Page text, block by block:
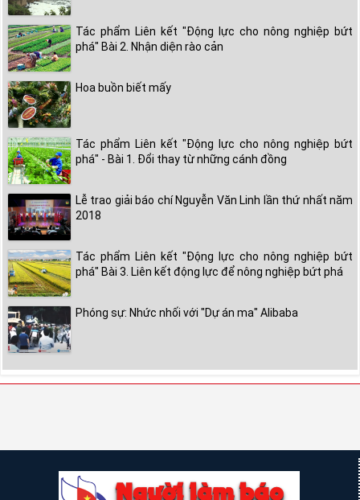
Tác phẩm Liên kết "Động lực cho nông nghiệp bứt
phá" Bài 2. Nhận diện rào cản
Hoa buồn biết mấy
Tác phẩm Liên kết "Động lực cho nông nghiệp bứt
phá" - Bài 1. Đổi thay từ những cánh đồng
Lễ trao giải báo chí Nguyễn Văn Linh lần thứ nhất năm
2018
Tác phẩm Liên kết "Động lực cho nông nghiệp bứt
phá" Bài 3. Liên kết động lực để nông nghiệp bứt phá
Phóng sự: Nhức nhối với "Dự án ma" Alibaba